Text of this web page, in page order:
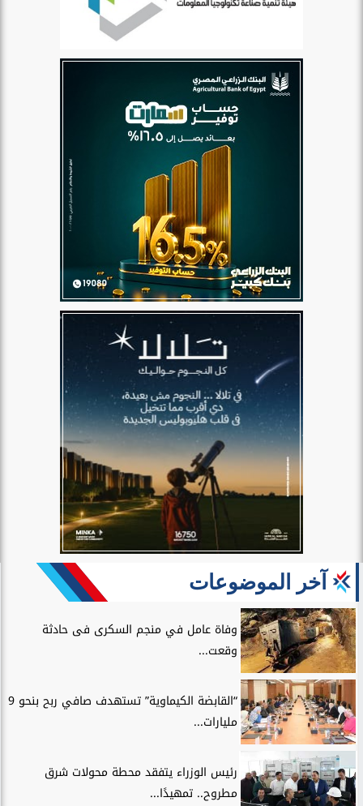
آخر الموضوعات
وفاة عامل في منجم السكرى فى حادثة
وقعت...
“القابضة الكيماوية” تستهدف صافي ربح بنحو 9
مليارات...
رئيس الوزراء يتفقد محطة محولات شرق
مطروح.. تمهيدًا...